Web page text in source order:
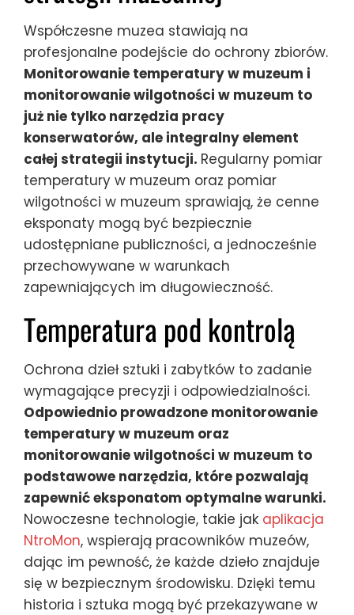
Współczesne muzea stawiają na
profesjonalne podejście do ochrony zbiorów.
Monitorowanie temperatury w muzeum i
monitorowanie wilgotności w muzeum to
już nie tylko narzędzia pracy
konserwatorów, ale integralny element
całej strategii instytucji. Regularny pomiar
temperatury w muzeum oraz pomiar
wilgotności w muzeum sprawiają, że cenne
eksponaty mogą być bezpiecznie
udostępniane publiczności, a jednocześnie
przechowywane w warunkach
zapewniających im długowieczność.
Temperatura pod kontrolą
Ochrona dzieł sztuki i zabytków to zadanie
wymagające precyzji i odpowiedzialności.
Odpowiednio prowadzone monitorowanie
temperatury w muzeum oraz
monitorowanie wilgotności w muzeum to
podstawowe narzędzia, które pozwalają
zapewnić eksponatom optymalne warunki.
Nowoczesne technologie, takie jak aplikacja
NtroMon, wspierają pracowników muzeów,
dając im pewność, że każde dzieło znajduje
się w bezpiecznym środowisku. Dzięki temu
historia i sztuka mogą być przekazywane w